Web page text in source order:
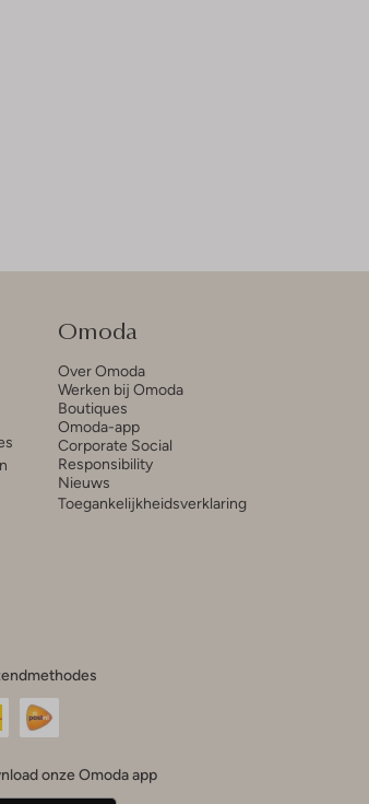
Omoda
Over Omoda
Werken bij Omoda
Boutiques
Omoda-app
Corporate Social
Responsibility
Nieuws
Toegankelijkheidsverklaring
onze Omoda app